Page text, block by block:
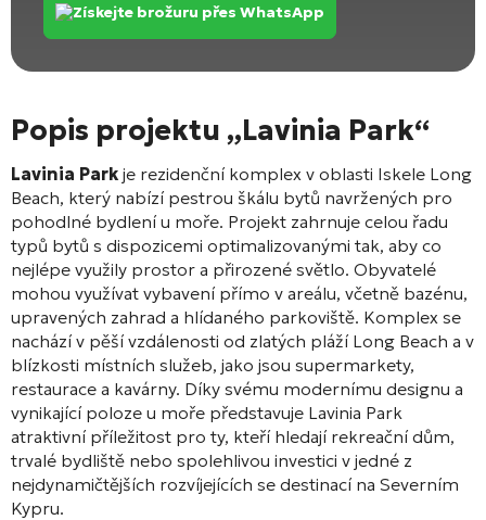
Získejte brožuru přes WhatsApp
Popis projektu „Lavinia Park“
Lavinia Park je rezidenční komplex v oblasti Iskele Long
Beach, který nabízí pestrou škálu bytů navržených pro
pohodlné bydlení u moře. Projekt zahrnuje celou řadu
typů bytů s dispozicemi optimalizovanými tak, aby co
nejlépe využily prostor a přirozené světlo. Obyvatelé
mohou využívat vybavení přímo v areálu, včetně bazénu,
upravených zahrad a hlídaného parkoviště. Komplex se
nachází v pěší vzdálenosti od zlatých pláží Long Beach a v
blízkosti místních služeb, jako jsou supermarkety,
restaurace a kavárny. Díky svému modernímu designu a
vynikající poloze u moře představuje Lavinia Park
atraktivní příležitost pro ty, kteří hledají rekreační dům,
trvalé bydliště nebo spolehlivou investici v jedné z
nejdynamičtějších rozvíjejících se destinací na Severním
Kypru.